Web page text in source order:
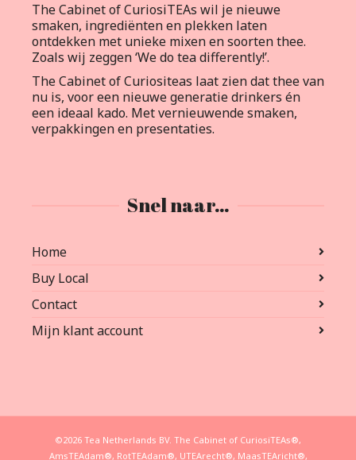
The Cabinet of CuriosiTEAs wil je nieuwe
smaken, ingrediënten en plekken laten
ontdekken met unieke mixen en soorten thee.
Zoals wij zeggen ‘We do tea differently!’.
The Cabinet of Curiositeas laat zien dat thee van
nu is, voor een nieuwe generatie drinkers én
een ideaal kado. Met vernieuwende smaken,
verpakkingen en presentaties.
Snel naar…
Home
Buy Local
Contact
Mijn klant account
©2026 Tea Netherlands BV. The Cabinet of CuriosiTEAs®,
AmsTEAdam®, RotTEAdam®, UTEArecht®, MaasTEAricht®,